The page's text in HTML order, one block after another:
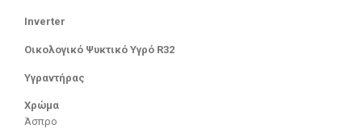
Inverter
Οικολογικό Ψυκτικό Υγρό R32
Υγραντήρας
Χρώμα
Άσπρο